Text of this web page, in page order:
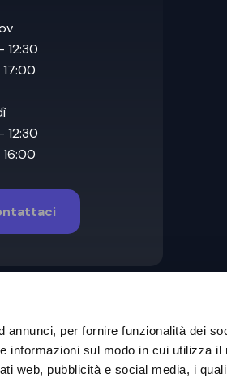
per fornire funzionalità dei
informazioni sul modo in cui utilizza il
web, pubblicità e social media, i
12:30
12:30